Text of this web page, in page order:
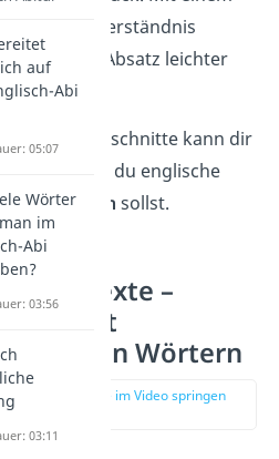
Textverständnis
du diesen Absatz leichter
in Abschnitte kann dir
helfen, wenn du englische
umschreiben sollst.
Texte –
mit
Wörtern
zur Stelle im Video springen
auf
Abi
05:07
Wörter
im
Abi
03:56
03:11